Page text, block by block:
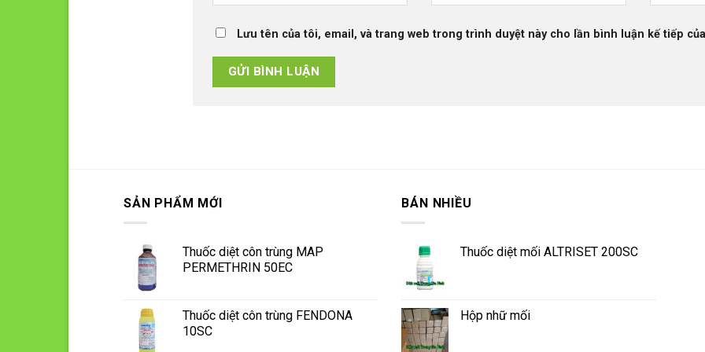
Lưu tên của tôi, email, và trang web trong trình duyệt này cho lần bình luận kế tiếp
SẢN PHẨM MỚI
Thuốc diệt côn trùng MAP
PERMETHRIN 50EC
Thuốc diệt côn trùng FENDONA
10SC
BÁN NHIỀU
Thuốc diệt mối ALTRISET 200SC
Hộp nhữ mối